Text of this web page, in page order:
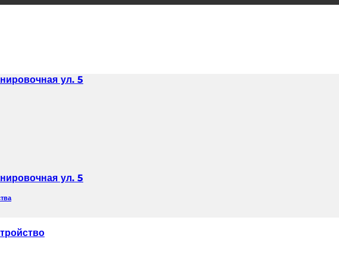
ул. 5
ул. 5